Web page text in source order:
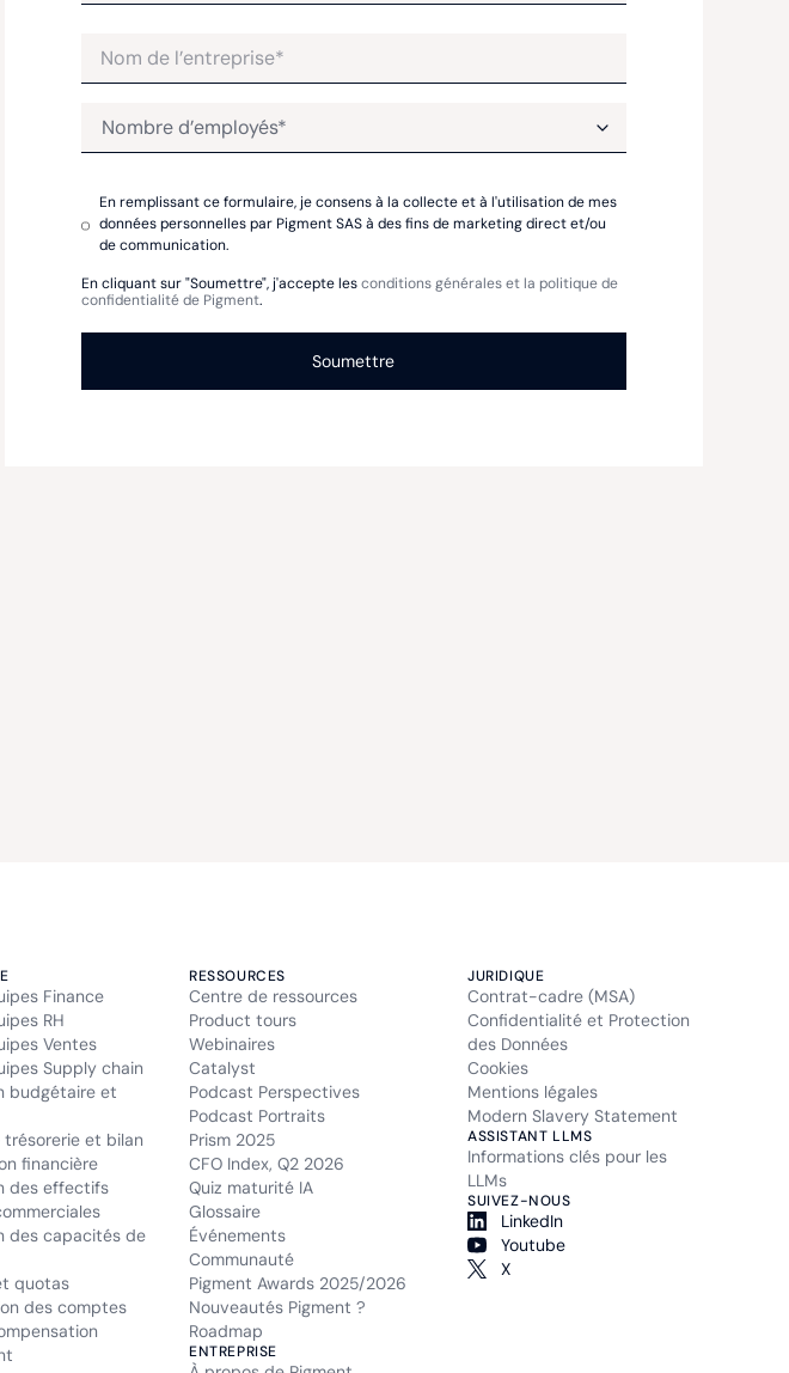
En remplissant ce formulaire, je consens à la collecte et à l'utilisation de mes
données personnelles par Pigment SAS à des fins de marketing direct et/ou
de communication.
En cliquant sur "Soumettre", j'accepte lesconditions générales et la politique de
confidentialité de Pigment.
Finance
RH
Ventes
Supply chain
budgétaire et
trésorerie et bilan
financière
des effectifs
des capacités de
quotas
des comptes
RESSOURCES
Centre de ressources
Product tours
Webinaires
Catalyst
Podcast Perspectives
Podcast Portraits
Prism 2025
CFO Index, Q2 2026
Quiz maturité IA
Glossaire
Événements
Communauté
Pigment Awards 2025/2026
Nouveautés Pigment ?
Roadmap
ENTREPRISE
JURIDIQUE
Contrat-cadre (MSA)
Confidentialité et Protection
des Données
Cookies
Mentions légales
Modern Slavery Statement
ASSISTANT LLMS
Informations clés pour les
LLMs
SUIVEZ-NOUS
LinkedIn
Youtube
X